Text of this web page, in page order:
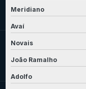
Meridiano
Avaí
Novais
João Ramalho
Adolfo